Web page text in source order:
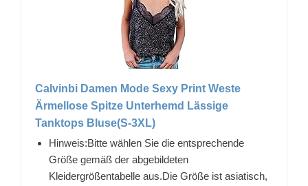
Calvinbi Damen Mode Sexy Print Weste
Ärmellose Spitze Unterhemd Lässige
Tanktops Bluse(S-3XL)
Hinweis:Bitte wählen Sie die entsprechende
Größe gemäß der abgebildeten
Kleidergrößentabelle aus.Die Größe ist asiatisch,